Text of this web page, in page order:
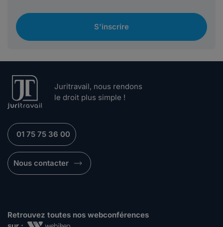
S'inscrire
Juritravail, nous rendons
le droit plus simple !
01 75 75 36 00
Nous contacter
Retrouvez toutes nos webconférences